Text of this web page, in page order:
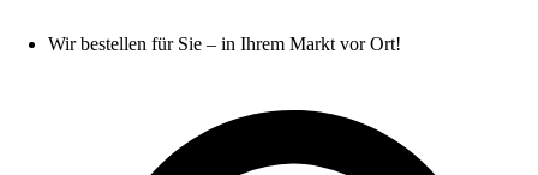
Wir bestellen für Sie – in Ihrem Markt vor Ort!